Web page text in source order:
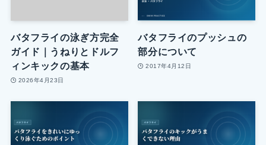
バタフライの泳ぎ方完全
ガイド｜うねりとドルフ
ィンキックの基本
2026年4月23日
バタフライのプッシュの
部分について
2017年4月12日